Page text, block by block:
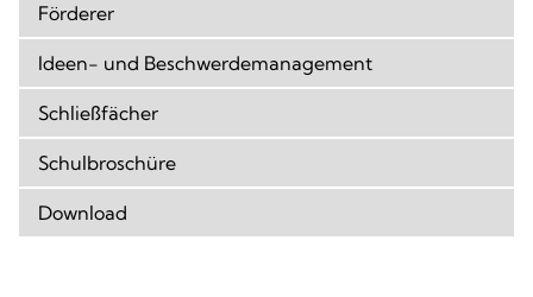
Förderer
Ideen- und Beschwerdemanagement
Schließfächer
Schulbroschüre
Download